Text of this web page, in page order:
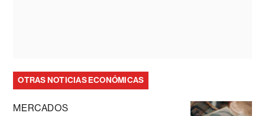
OTRAS NOTICIAS ECONÓMICAS
MERCADOS